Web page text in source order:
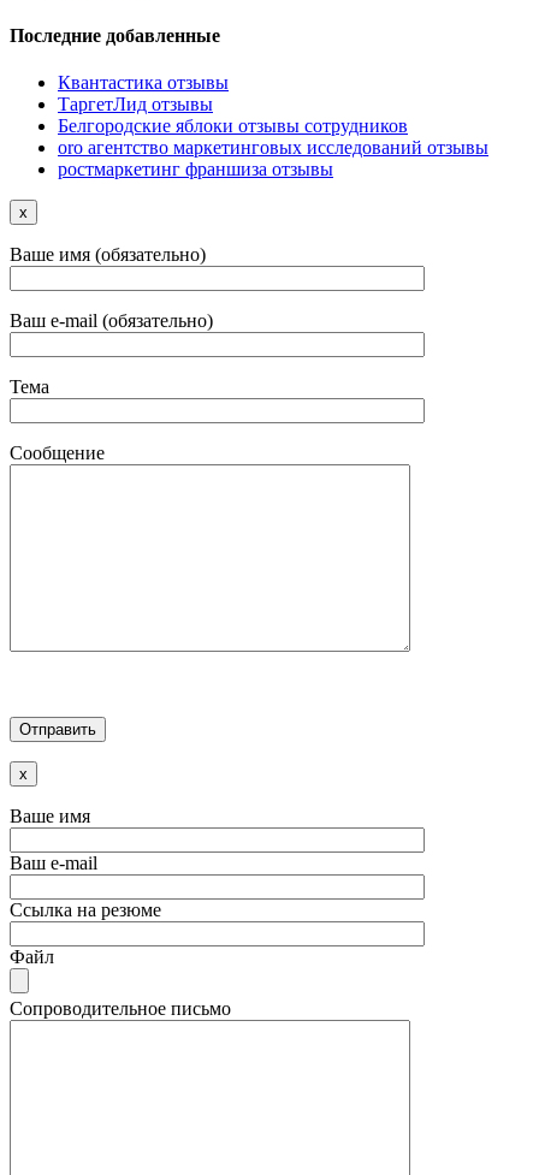
Последние добавленные
Квантастика отзывы
ТаргетЛид отзывы
Белгородские яблоки отзывы сотрудников
oro агентство маркетинговых исследований отзывы
ростмаркетинг франшиза отзывы
x
Ваше имя (обязательно)
Ваш e-mail (обязательно)
Тема
Сообщение
x
Ваше имя
Ваш e-mail
Ссылка на резюме
Файл
Сопроводительное письмо